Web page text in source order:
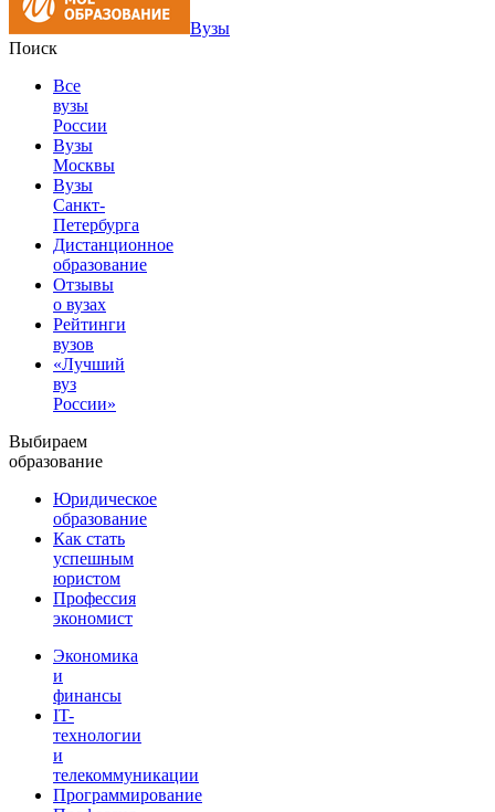
Вузы
Поиск
Все
вузы
России
Вузы
Москвы
Вузы
Санкт-
Петербурга
Дистанционное
образование
Отзывы
о вузах
Рейтинги
вузов
«Лучший
вуз
России»
Выбираем
образование
Юридическое
образование
Как стать
успешным
юристом
Профессия
экономист
Экономика
и
финансы
IT-
технологии
и
телекоммуникации
Программирование